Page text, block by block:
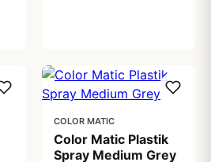
COLOR MATIC
Color Matic Plastik
Spray Medium Grey